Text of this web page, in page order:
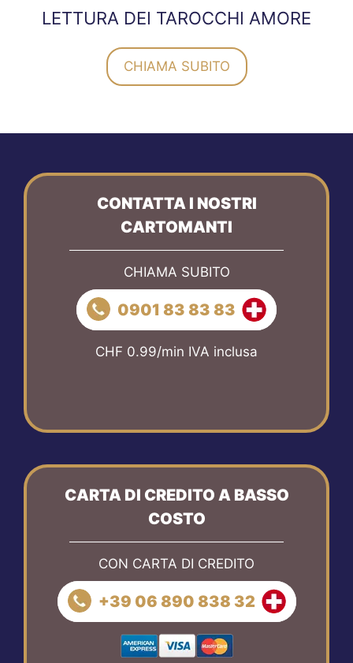
LETTURA DEI TAROCCHI AMORE
CHIAMA SUBITO
CONTATTA I NOSTRI
CARTOMANTI
CHIAMA SUBITO
0901 83 83 83
CHF 0.99/min IVA inclusa
CARTA DI CREDITO A BASSO
COSTO
CON CARTA DI CREDITO
+39 06 890 838 32